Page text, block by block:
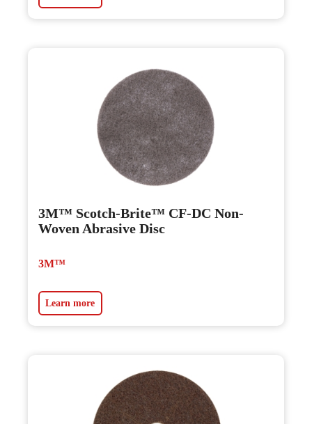
3M™ Scotch-Brite™ CF-DC Non-
Woven Abrasive Disc
3M™
Learn more